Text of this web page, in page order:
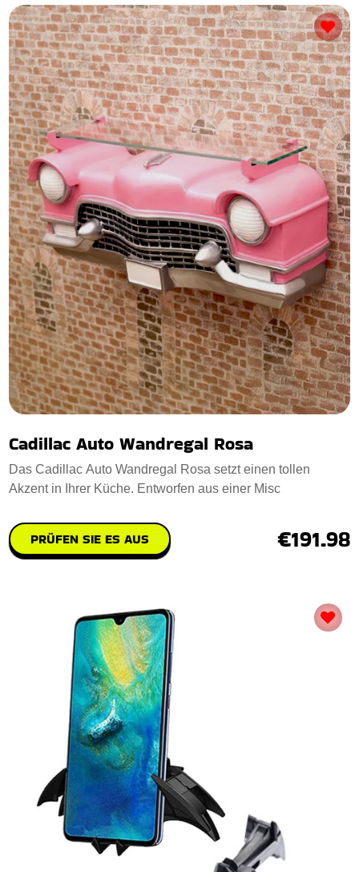
Cadillac Auto Wandregal Rosa
Das Cadillac Auto Wandregal Rosa setzt einen tollen
Akzent in Ihrer Küche. Entworfen aus einer Misc
PRÜFEN SIE ES AUS €191.98